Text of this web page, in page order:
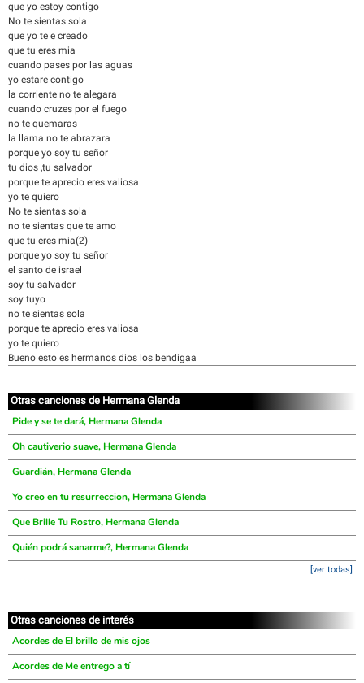
que yo estoy contigo
No te sientas sola
que yo te e creado
que tu eres mia
cuando pases por las aguas
yo estare contigo
la corriente no te alegara
cuando cruzes por el fuego
no te quemaras
la llama no te abrazara
porque yo soy tu señor
tu dios ,tu salvador
porque te aprecio eres valiosa
yo te quiero
No te sientas sola
no te sientas que te amo
que tu eres mia(2)
porque yo soy tu señor
el santo de israel
soy tu salvador
soy tuyo
no te sientas sola
porque te aprecio eres valiosa
yo te quiero
Bueno esto es hermanos dios los bendigaa
Otras canciones de Hermana Glenda
Pide y se te dará, Hermana Glenda
Oh cautiverio suave, Hermana Glenda
Guardián, Hermana Glenda
Yo creo en tu resurreccion, Hermana Glenda
Que Brille Tu Rostro, Hermana Glenda
Quién podrá sanarme?, Hermana Glenda
[ver todas]
Otras canciones de interés
Acordes de El brillo de mis ojos
Acordes de Me entrego a tí